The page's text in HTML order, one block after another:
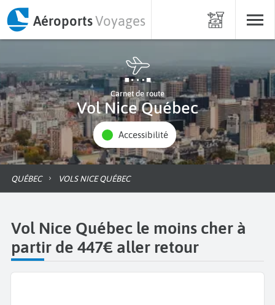
AéroportsVoyages
Carnet de route
Vol Nice Québec
Accessibilité
QUÉBEC VOLS NICE QUÉBEC
Vol Nice Québec le moins cher à
partir de 447€ aller retour